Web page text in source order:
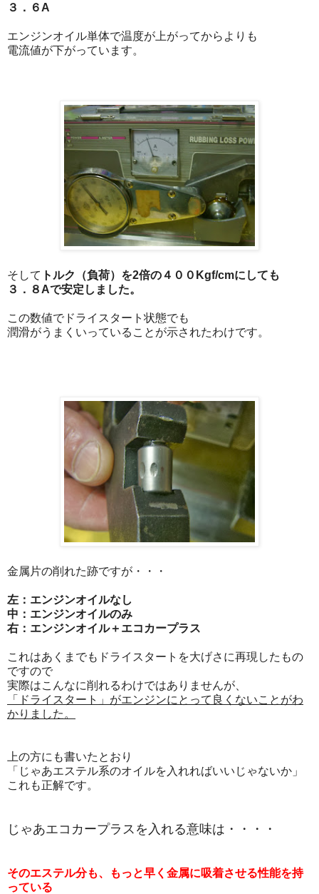
３．６A
エンジンオイル単体で温度が上がってからよりも
電流値が下がっています。
そして トルク（負荷）を2倍の４００Kgf/cmにしても
３．８Aで安定しました。
この数値でドライスタート状態でも
潤滑がうまくいっていることが示されたわけです。
金属片の削れた跡ですが・・・
左：エンジンオイルなし
中：エンジンオイルのみ
右：エンジンオイル＋エコカープラス
これはあくまでもドライスタートを大げさに再現したもの
ですので
実際はこんなに削れるわけではありませんが、
「ドライスタート」がエンジンにとって良くないことがわ
かりました。
上の方にも書いたとおり
「じゃあエステル系のオイルを入れればいいじゃないか」
これも正解です。
じゃあエコカープラスを入れる意味は・・・・
そのエステル分も、もっと早く金属に吸着させる性能を持
っている